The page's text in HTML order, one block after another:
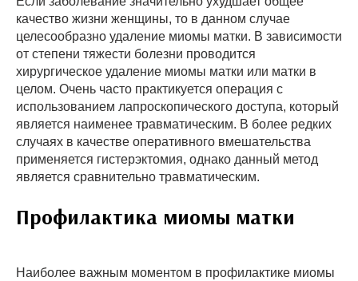
качество жизни женщины, то в данном случае
целесообразно удаление миомы матки. В зависимости
от степени тяжести болезни проводится
хирургическое удаление миомы матки или матки в
целом. Очень часто практикуется операция с
использованием лапроскопического доступа, который
является наименее травматическим. В более редких
случаях в качестве оперативного вмешательства
применяется гистерэктомия, однако данный метод
является сравнительно травматическим.
Профилактика миомы матки
Наиболее важным моментом в профилактике миомы